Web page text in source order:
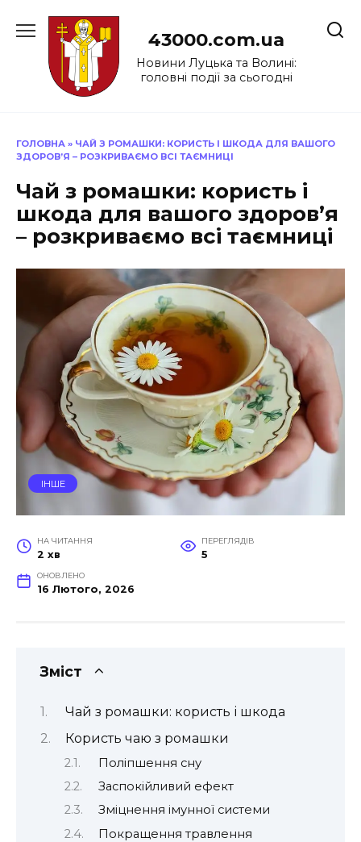
до
43000.com.ua
Новини Луцька та Волині:
головні події за сьогодні
ГОЛОВНА » ЧАЙ З РОМАШКИ: КОРИСТЬ І ШКОДА ДЛЯ ВАШОГО
ЗДОРОВ’Я – РОЗКРИВАЄМО ВСІ ТАЄМНИЦІ
Чай з ромашки: користь і
шкода для вашого здоров’я
– розкриваємо всі таємниці
ІНШЕ
НА ЧИТАННЯ
2 хв
ПЕРЕГЛЯДІВ
5
ОНОВЛЕНО
16 Лютого, 2026
Зміст
Чай з ромашки: користь і шкода
Користь чаю з ромашки
Поліпшення сну
Заспокійливий ефект
Зміцнення імунної системи
Покращення травлення